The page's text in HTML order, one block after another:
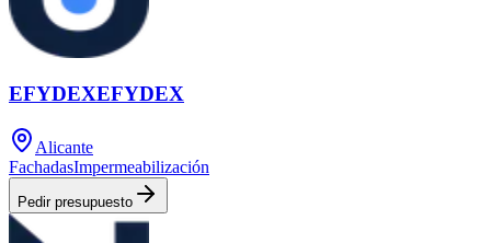
EFYDEXEFYDEX
Alicante
FachadasImpermeabilización
Pedir presupuesto